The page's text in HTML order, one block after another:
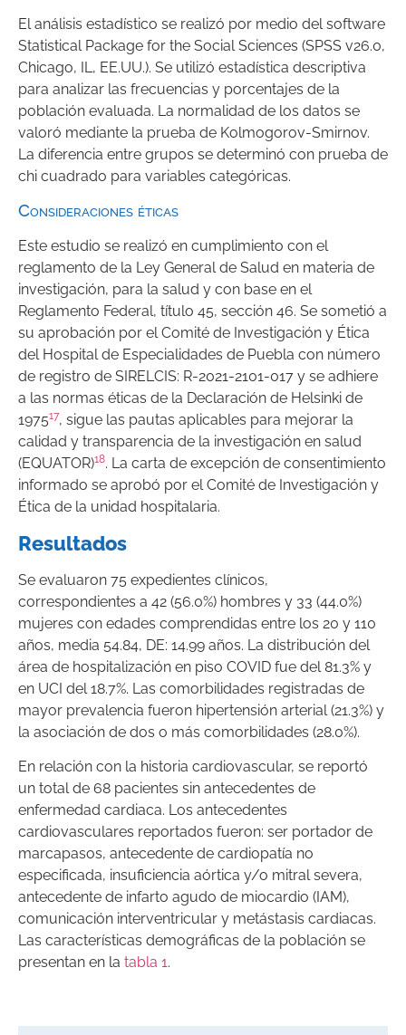
El análisis estadístico se realizó por medio del software
Statistical Package for the Social Sciences (SPSS v26.0,
Chicago, IL, EE.UU.). Se utilizó estadística descriptiva
para analizar las frecuencias y porcentajes de la
población evaluada. La normalidad de los datos se
valoró mediante la prueba de Kolmogorov-Smirnov.
La diferencia entre grupos se determinó con prueba de
chi cuadrado para variables categóricas.
Consideraciones éticas
Este estudio se realizó en cumplimiento con el
reglamento de la Ley General de Salud en materia de
investigación, para la salud y con base en el
Reglamento Federal, título 45, sección 46. Se sometió a
su aprobación por el Comité de Investigación y Ética
del Hospital de Especialidades de Puebla con número
de registro de SIRELCIS: R-2021-2101-017 y se adhiere
a las normas éticas de la Declaración de Helsinki de
197517, sigue las pautas aplicables para mejorar la
calidad y transparencia de la investigación en salud
(EQUATOR)18. La carta de excepción de consentimiento
informado se aprobó por el Comité de Investigación y
Ética de la unidad hospitalaria.
Resultados
Se evaluaron 75 expedientes clínicos,
correspondientes a 42 (56.0%) hombres y 33 (44.0%)
mujeres con edades comprendidas entre los 20 y 110
años, media 54.84, DE: 14.99 años. La distribución del
área de hospitalización en piso COVID fue del 81.3% y
en UCI del 18.7%. Las comorbilidades registradas de
mayor prevalencia fueron hipertensión arterial (21.3%) y
la asociación de dos o más comorbilidades (28.0%).
En relación con la historia cardiovascular, se reportó
un total de 68 pacientes sin antecedentes de
enfermedad cardiaca. Los antecedentes
cardiovasculares reportados fueron: ser portador de
marcapasos, antecedente de cardiopatía no
especificada, insuficiencia aórtica y/o mitral severa,
antecedente de infarto agudo de miocardio (IAM),
comunicación interventricular y metástasis cardiacas.
Las características demográficas de la población se
presentan en la tabla 1.